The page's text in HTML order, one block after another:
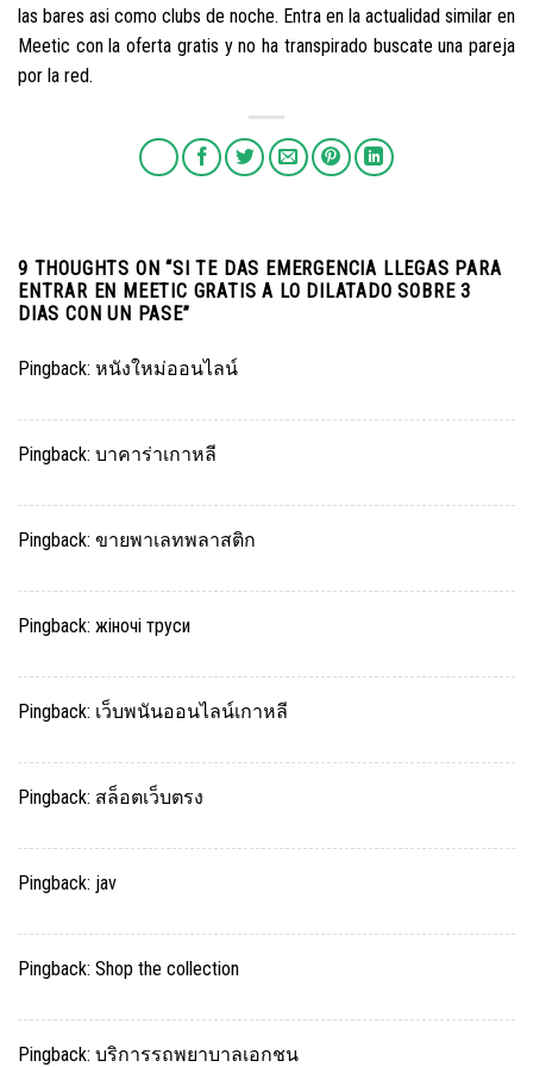
las bares asi­ como clubs de noche. Entra en la actualidad similar en
Meetic con la oferta gratis y no ha transpirado buscate una pareja
por la red.
9 THOUGHTS ON “SI TE DAS EMERGENCIA LLEGAS PARA
ENTRAR EN MEETIC GRATIS A LO DILATADO SOBRE 3
DIAS CON UN PASE”
Pingback: หนังใหม่ออนไลน์
Pingback: บาคาร่าเกาหลี
Pingback: ขายพาเลทพลาสติก
Pingback: жіночі труси
Pingback: เว็บพนันออนไลน์เกาหลี
Pingback: สล็อตเว็บตรง
Pingback: jav
Pingback: Shop the collection
Pingback: บริการรถพยาบาลเอกชน